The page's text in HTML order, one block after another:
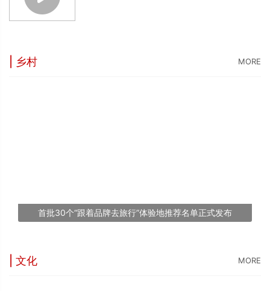
| 乡村 MORE
首批30个“跟着品牌去旅行”体验地推荐名单正式发布
| 文化 MORE